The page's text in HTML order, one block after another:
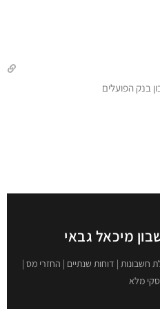
בנק הפועלים
מיכאל גבאי
חשבונות | דוחות שנתיים | החזרי מס |
מלא